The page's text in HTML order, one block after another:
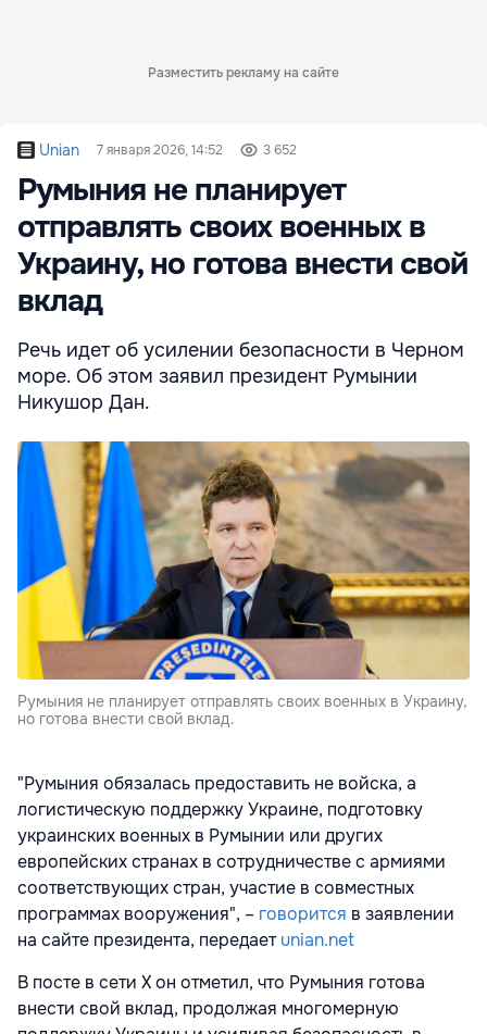
Разместить рекламу на сайте
Unian 7 января 2026, 14:52 3 652
Румыния не планирует
отправлять своих военных в
Украину, но готова внести свой
вклад
Речь идет об усилении безопасности в Черном
море. Об этом заявил президент Румынии
Никушор Дан.
Румыния не планирует отправлять своих военных в Украину,
но готова внести свой вклад.
"Румыния обязалась предоставить не войска, а
логистическую поддержку Украине, подготовку
украинских военных в Румынии или других
европейских странах в сотрудничестве с армиями
соответствующих стран, участие в совместных
программах вооружения", – говорится в заявлении
на сайте президента, передаетunian.net
В посте в сети X он отметил, что Румыния готова
внести свой вклад, продолжая многомерную